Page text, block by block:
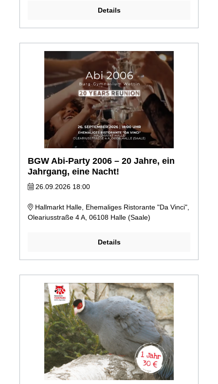
Details
BGW Abi-Party 2006 – 20 Jahre, ein
Jahrgang, eine Nacht!
26.09.2026 18:00
Hallmarkt Halle, Ehemaliges Ristorante "Da Vinci",
Oleariusstraße 4 A, 06108 Halle (Saale)
Details